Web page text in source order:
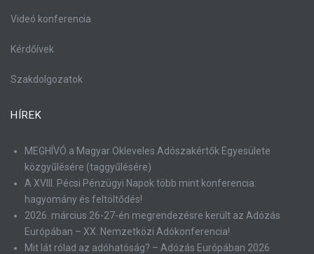
Videó konferencia
Kérdőívek
Szakdolgozatok
HÍREK
MEGHÍVÓ a Magyar Okleveles Adószakértők Egyesülete
közgyűlésére (taggyűlésére)
A XVIII. Pécsi Pénzügyi Napok több mint konferencia:
hagyomány és feltöltődés!
2026. március 26-27-én megrendezésre került az Adózás
Európában – XX. Nemzetközi Adókonferencia!
Mit lát rólad az adóhatóság? – Adózás Európában 2026